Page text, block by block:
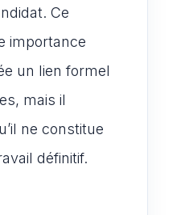
Ce
importance
un lien formel
mais il
ne constitue
définitif.